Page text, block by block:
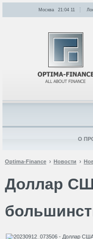
Optima-Finance Новости
Доллар
Москва 21:04: 11
О